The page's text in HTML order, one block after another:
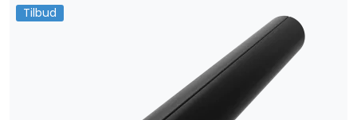
Tilbud